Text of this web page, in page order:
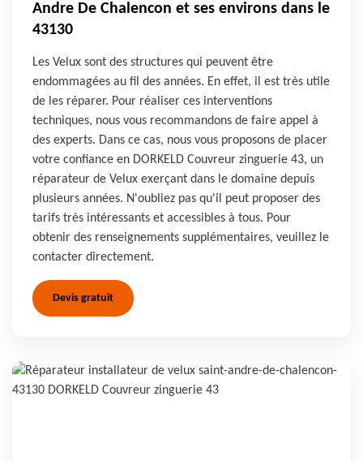
Andre De Chalencon et ses environs dans le
43130
Les Velux sont des structures qui peuvent être
endommagées au fil des années. En effet, il est très utile
de les réparer. Pour réaliser ces interventions
techniques, nous vous recommandons de faire appel à
des experts. Dans ce cas, nous vous proposons de placer
votre confiance en DORKELD Couvreur zinguerie 43, un
réparateur de Velux exerçant dans le domaine depuis
plusieurs années. N'oubliez pas qu'il peut proposer des
tarifs très intéressants et accessibles à tous. Pour
obtenir des renseignements supplémentaires, veuillez le
contacter directement.
Devis gratuit